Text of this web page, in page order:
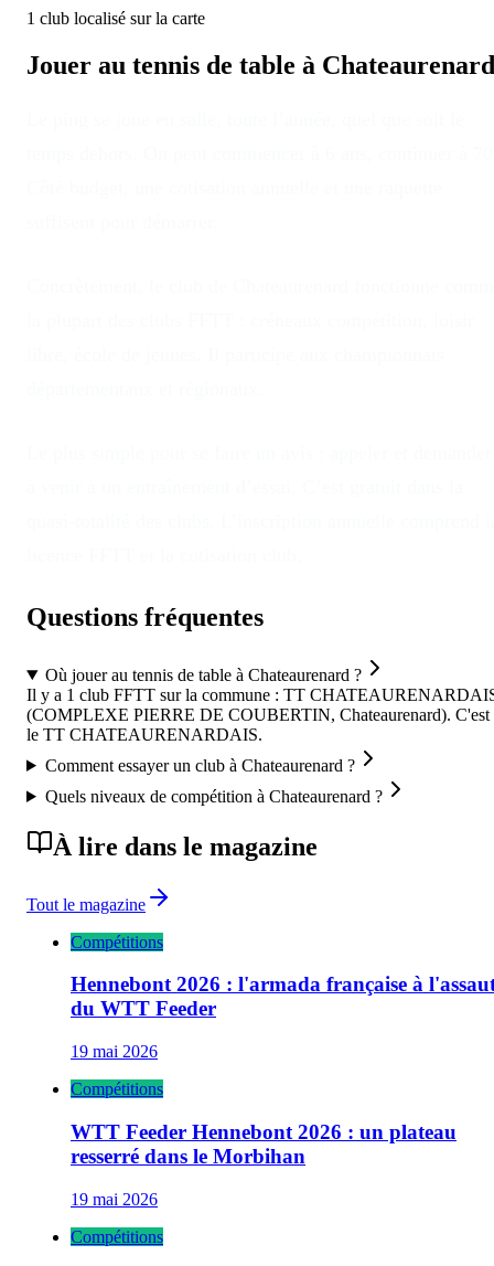
1 club localisé sur la carte
Jouer au tennis de table à Chateaurenard
Questions fréquentes
Où jouer au tennis de table à Chateaurenard ?
Il y a 1 club FFTT sur la commune : TT
(COMPLEXE PIERRE DE COUBERTIN, Chateaurenard). C'est
le TT CHATEAURENARDAIS.
Comment essayer un club à Chateaurenard ?
Quels niveaux de compétition à Chateaurenard ?
À lire dans le magazine
Tout le magazine
Compétitions
Hennebont 2026 : l'armada française à
du WTT Feeder
19 mai 2026
Compétitions
WTT Feeder Hennebont 2026 : un plateau
resserré dans le Morbihan
19 mai 2026
Compétitions